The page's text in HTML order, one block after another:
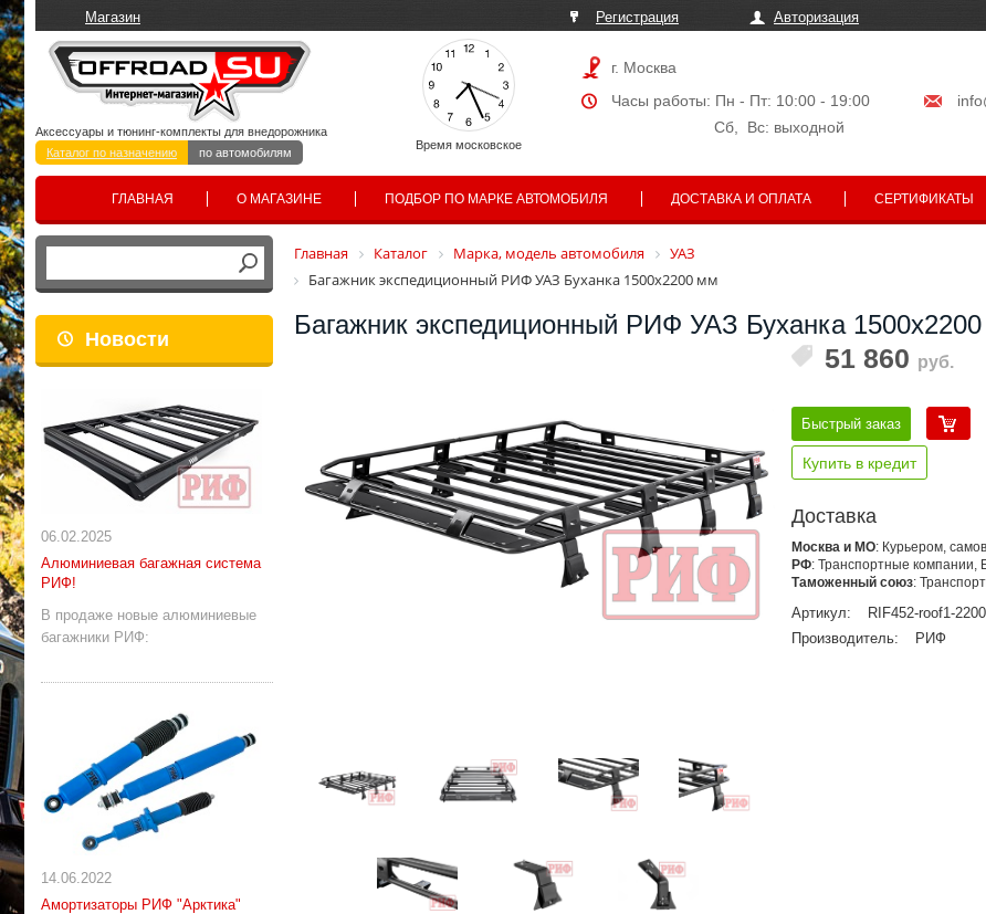
Магазин Регистрация Авторизация
Время московское
Аксессуары и тюнинг-комплекты для внедорожника
Каталог по назначению
по автомобилям
г. Москва
Часы работы: Пн - Пт: 10:00 - 19:00
Сб, Вс: выходной
ГЛАВНАЯ О МАГАЗИНЕ ПОДБОР ПО МАРКЕ АВТОМОБИЛЯ ДОСТАВКА И ОПЛАТА СЕРТИФИКАТЫ
Новости
06.02.2025
Алюминиевая багажная система
РИФ!
В продаже новые алюминиевые
багажники РИФ:
14.06.2022
Амортизаторы РИФ "Арктика"
Главная Каталог Марка, модель автомобиля
УАЗ
Багажник экспедиционный РИФ УАЗ Буханка 1500х2200 мм
Багажник экспедиционный РИФ УАЗ Буханка
51 860 руб.
Быстрый заказ
Купить в кредит
Доставка
Москва и МО: Курьером,
РФ: Транспортные компании,
Таможенный союз:
Артикул:
RIF452-roof1-2200
Производитель:
РИФ